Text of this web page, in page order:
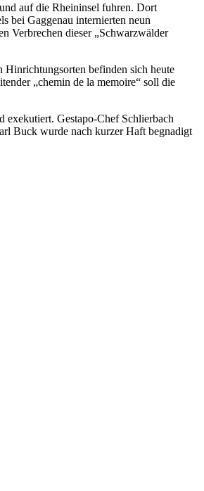
auf die Rheininsel fuhren. Dort
bei Gaggenau internierten neun
Verbrechen dieser „Schwarzwälder
befinden sich heute
„chemin de la memoire“ soll die
Gestapo-Chef Schlierbach
Buck wurde nach kurzer Haft begnadigt